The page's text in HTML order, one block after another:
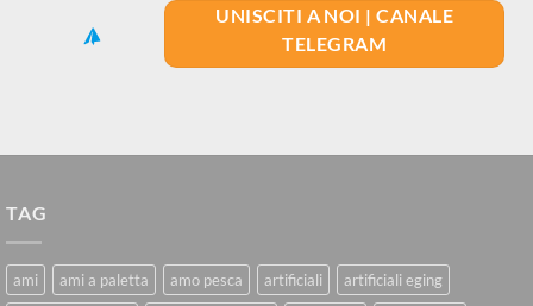
UNISCITI A NOI | CANALE
TELEGRAM
TAG
ami ami a paletta amo pesca artificiali
artificiali eging